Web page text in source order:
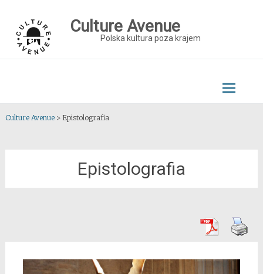
content
Culture Avenue
Polska kultura poza krajem
Culture Avenue> Epistolografia
Epistolografia